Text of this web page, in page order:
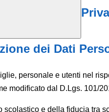
dei Dati
personale e utenti nel
modificato dal D.Lgs. 101/
e della fiducia tra